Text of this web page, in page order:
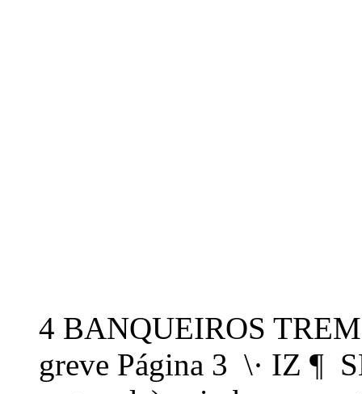
4 BANQUEIROS
greve Página 3 \· IZ ¶